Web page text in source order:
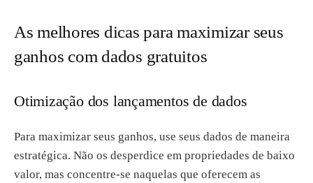
As melhores dicas para maximizar seus
ganhos com dados gratuitos
Otimização dos lançamentos de dados
Para maximizar seus ganhos, use seus dados de maneira
estratégica. Não os desperdice em propriedades de baixo
valor, mas concentre-se naquelas que oferecem as